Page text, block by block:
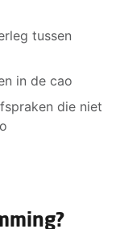
tussen
in de cao
die niet